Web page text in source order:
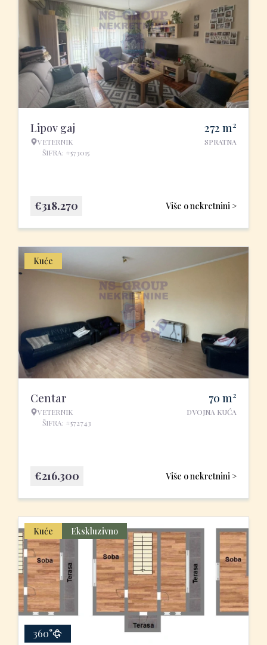
Lipov gaj
VETERNIK
ŠIFRA: #573015
272 m2
SPRATNA
Više o nekretnini >
€318.270
Kuće
Centar
VETERNIK
ŠIFRA: #572743
70 m2
DVOJNA KUĆA
Više o nekretnini >
€216.300
Kuće Ekskluzivno
360°